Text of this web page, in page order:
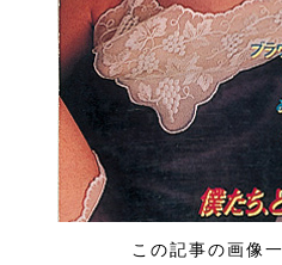
この記事の画像